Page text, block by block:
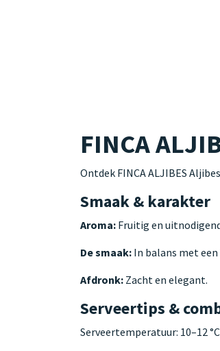
FINCA
Ontdek FINCA ALJIBES
Smaak & karakter
Aroma: Fruitig en
De smaak: In balans met
Afdronk: Zacht en elegant.
Serveertips &
Serveertemperatuur: 10–12